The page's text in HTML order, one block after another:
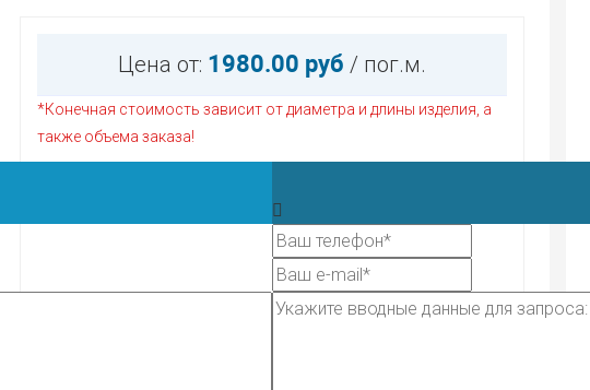
Цена от: 1980.00 руб / пог.м.
*Конечная стоимость зависит от диаметра и длины изделия, а
также объема заказа!